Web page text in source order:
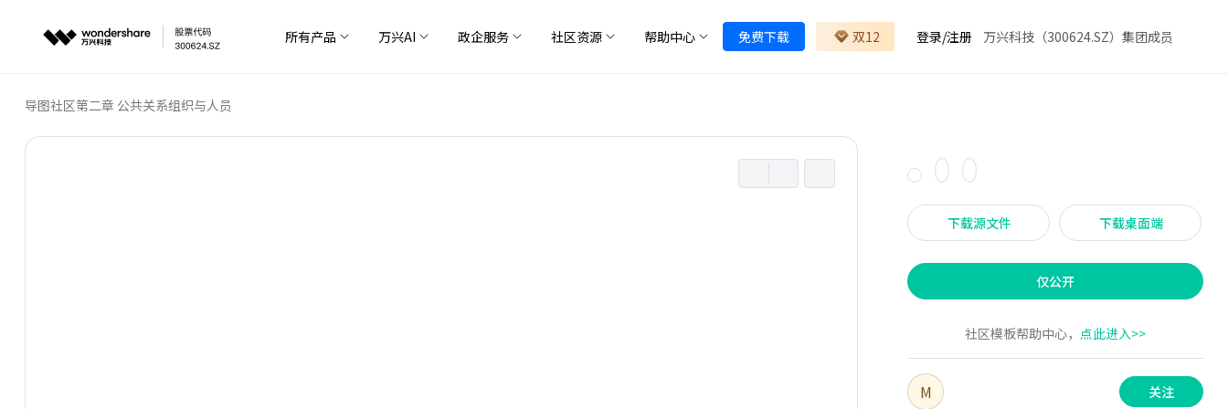
所有产品 万兴AI 政企服务 社区资源 帮助中心 免费下载 双12 登录/注册 万兴科技（300624.SZ）集团成员
导图社区第二章 公共关系组织与人员
下载源文件 下载桌面端
仅公开
社区模板帮助中心， 点此进入>>
M 关注